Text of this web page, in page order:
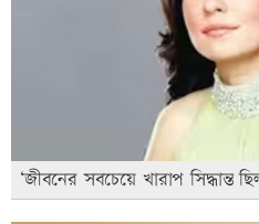
‘জীবনের সবচেয়ে খারাপ সিদ্ধান্ত